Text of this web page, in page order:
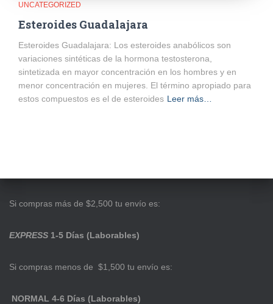
UNCATEGORIZED
Esteroides Guadalajara
Esteroides Guadalajara: Los esteroides anabólicos son
variaciones sintéticas de la hormona testosterona,
sintetizada en mayor concentración en los hombres y en
menor concentración en mujeres. El término apropiado para
estos compuestos es el de esteroides Leer más…
Si compras más de $2,500 tu envío es:
EXPRESS 1-5 Días (Laborables)
Si compras menos de $1,500 tu envío es:
NORMAL 4-6 Días (Laborables)